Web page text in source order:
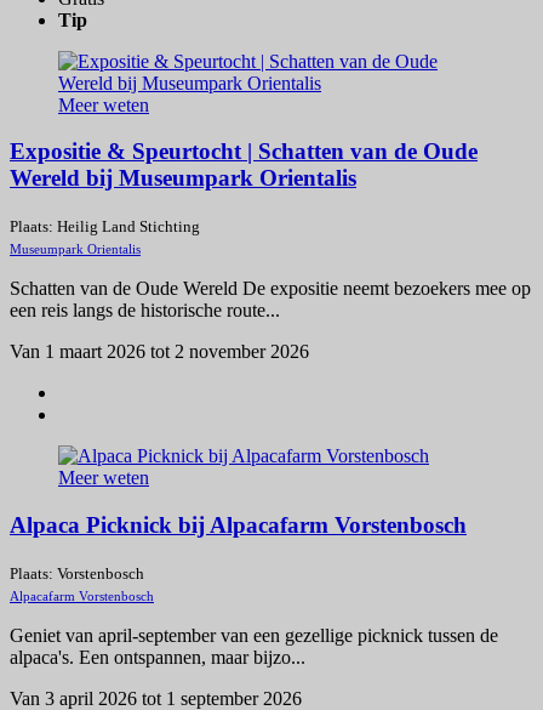
Tip
Meer weten
Expositie & Speurtocht | Schatten van de Oude
Wereld bij Museumpark Orientalis
Plaats: Heilig Land Stichting
Museumpark Orientalis
Schatten van de Oude Wereld De expositie neemt bezoekers mee op
een reis langs de historische route...
Van 1 maart 2026 tot 2 november 2026
Meer weten
Alpaca Picknick bij Alpacafarm Vorstenbosch
Plaats: Vorstenbosch
Alpacafarm Vorstenbosch
Geniet van april-september van een gezellige picknick tussen de
alpaca's. Een ontspannen, maar bijzo...
Van 3 april 2026 tot 1 september 2026